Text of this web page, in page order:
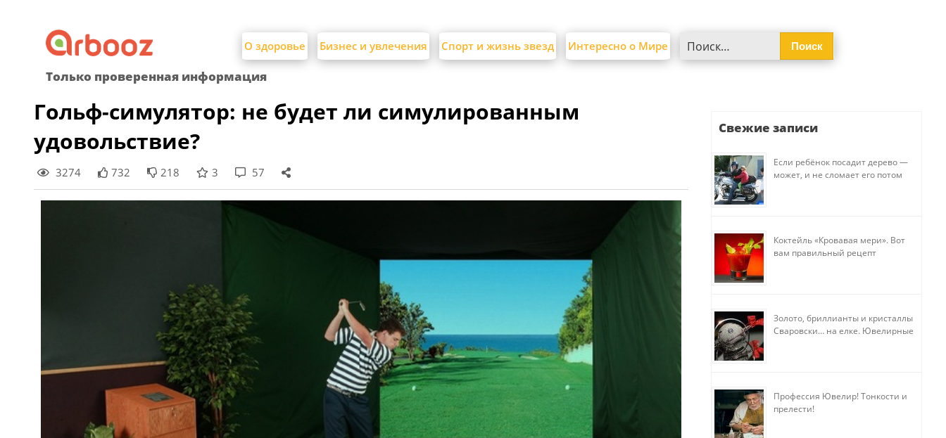
content
О здоровье Бизнес и увлечения Спорт и жизнь звезд Интересно о Мире
Только проверенная информация
Гольф-симулятор: не будет ли симулированным
удовольствие?
3274 732 218 3 57
Свежие записи
Если ребёнок посадит дерево —
может, и не сломает его потом
Коктейль «Кровавая мери». Вот
вам правильный рецепт
Золото, бриллианты и кристаллы
Сваровски… на елке. Ювелирные
Профессия Ювелир! Тонкости и
прелести!